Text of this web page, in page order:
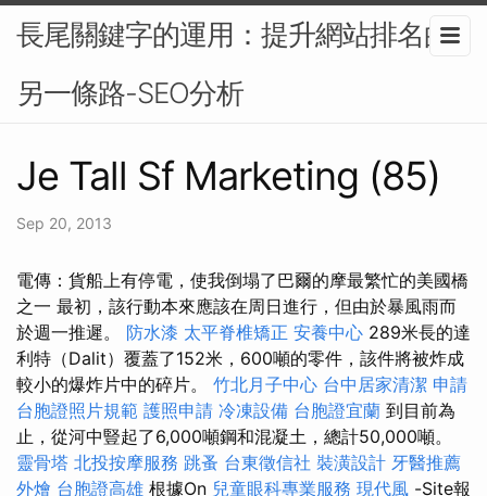
長尾關鍵字的運用：提升網站排名的
另一條路-SEO分析
Je Tall Sf Marketing (85)
Sep 20, 2013
電傳：貨船上有停電，使我倒塌了巴爾的摩最繁忙的美國橋
之一 最初，該行動本來應該在周日進行，但由於暴風雨而
於週一推遲。 防水漆 太平脊椎矯正 安養中心 289米長的達
利特（Dalit）覆蓋了152米，600噸的零件，該件將被炸成
較小的爆炸片中的碎片。 竹北月子中心 台中居家清潔 申請
台胞證照片規範 護照申請 冷凍設備 台胞證宜蘭 到目前為
止，從河中豎起了6,000噸鋼和混凝土，總計50,000噸。
靈骨塔 北投按摩服務 跳蚤 台東徵信社 裝潢設計 牙醫推薦
外燴 台胞證高雄 根據On 兒童眼科專業服務 現代風 -Site報